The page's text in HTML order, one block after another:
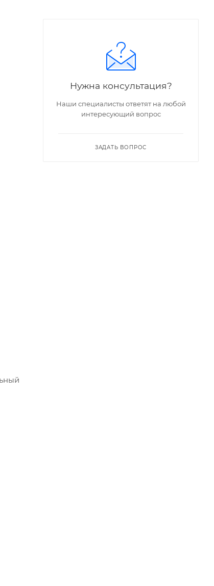
Нужна консультация?
Наши специалисты ответят на любой
интересующий вопрос
ЗАДАТЬ ВОПРОС